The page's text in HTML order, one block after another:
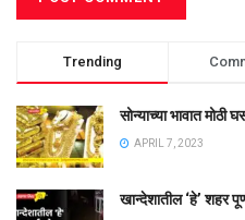
Trending
सोन्याच्या भावात मोठी
APRIL 7, 2023
खान्देशातील ‘हे’ शहर